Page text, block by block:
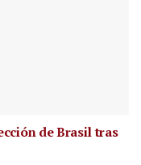
de Brasil tras